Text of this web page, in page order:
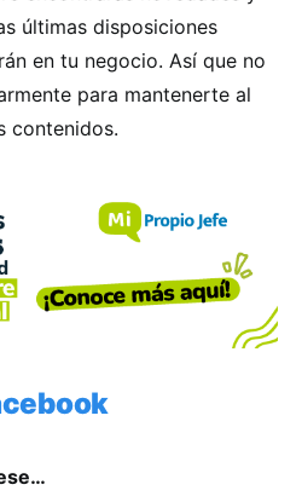
últimas disposiciones
en tu negocio. Así que no
para mantenerte al
contenidos.